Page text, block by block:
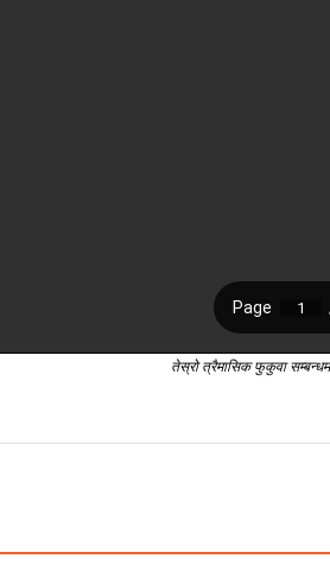
तेस्रो त्रैमासिक फुकुवा